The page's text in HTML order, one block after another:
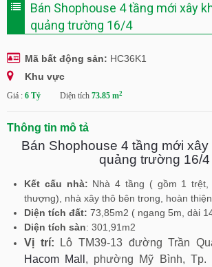
Bán Shophouse 4 tầng mới xây
quảng trường 16/4
Mã bất động sản: HC36K1
Khu vực
Giá : 6 Tỷ Diện tích 73.85 m2
Thông tin mô tả
Bán Shophouse 4 tầng mới
quảng trường 16/4
Kết cấu nhà: Nhà 4 tầng ( gồm 1
thượng), nhà xây thô bên trong, hoàn
Diện tích đất: 73,85m2 ( ngang 5m, dài
Diện tích sàn: 301,91m2
Vị trí: Lô TM39-13 đường Trần
Hacom Mall , phường Mỹ Bình, Tp.